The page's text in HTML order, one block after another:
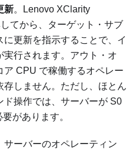
新。
Lenovo XClarity
てから、ターゲット・サブ
更新を指示することで、イ
実行されます。アウト・オ
ア CPU で稼働するオペレー
存しません。ただし、ほとん
ド操作では、サーバーが S0
があります。
サーバーのオペレーティン